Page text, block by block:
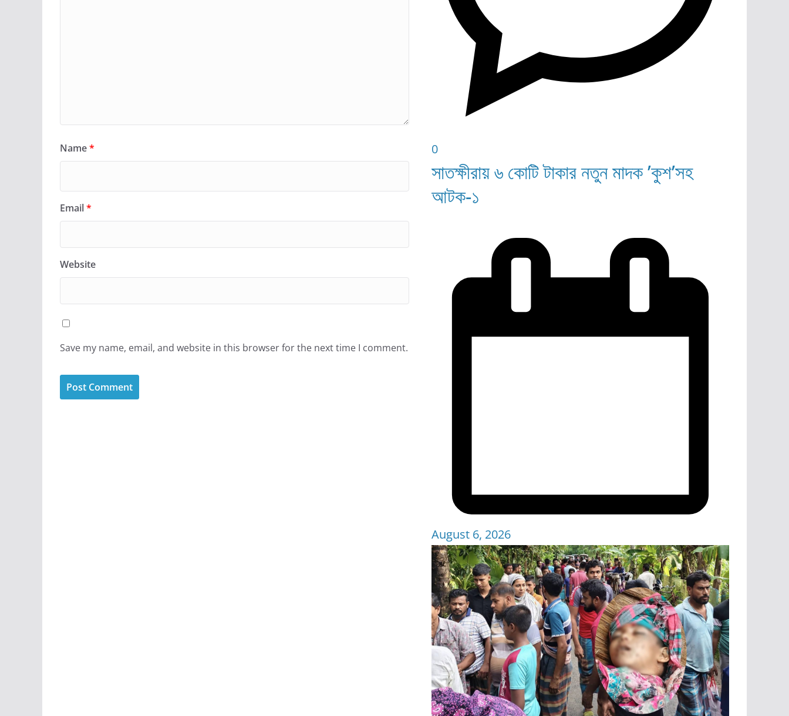
Name*
Email*
Website
Save my name, email, and website in this browser for the next time I comment.
0
সাতক্ষীরায় ৬ কোটি টাকার নতুন মাদক ’কুশ’সহ
আটক-১
August 6, 2026